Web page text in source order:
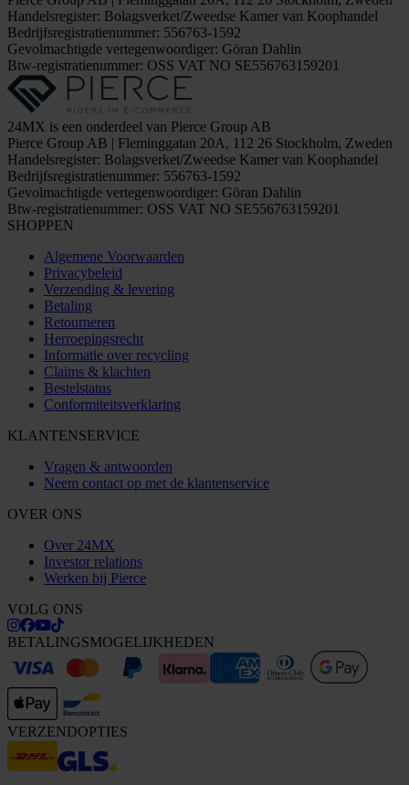
Handelsregister: Bolagsverket/Zweedse Kamer van Koophandel
Bedrijfsregistratienummer: 556763-1592
Gevolmachtigde vertegenwoordiger: Göran Dahlin
Btw-registratienummer: OSS VAT NO SE556763159201
24MX is een onderdeel van Pierce Group AB
Pierce Group AB | Fleminggatan 20A, 112 26 Stockholm, Zweden
Handelsregister: Bolagsverket/Zweedse Kamer van Koophandel
Bedrijfsregistratienummer: 556763-1592
Gevolmachtigde vertegenwoordiger: Göran Dahlin
Btw-registratienummer: OSS VAT NO SE556763159201
SHOPPEN
Algemene Voorwaarden
Privacybeleid
Verzending & levering
Betaling
Retourneren
Herroepingsrecht
Informatie over recycling
Claims & klachten
Bestelstatus
Conformiteitsverklaring
KLANTENSERVICE
Vragen & antwoorden
Neem contact op met de klantenservice
OVER ONS
Over 24MX
Investor relations
Werken bij Pierce
VOLG ONS
BETALINGSMOGELIJKHEDEN
VERZENDOPTIES